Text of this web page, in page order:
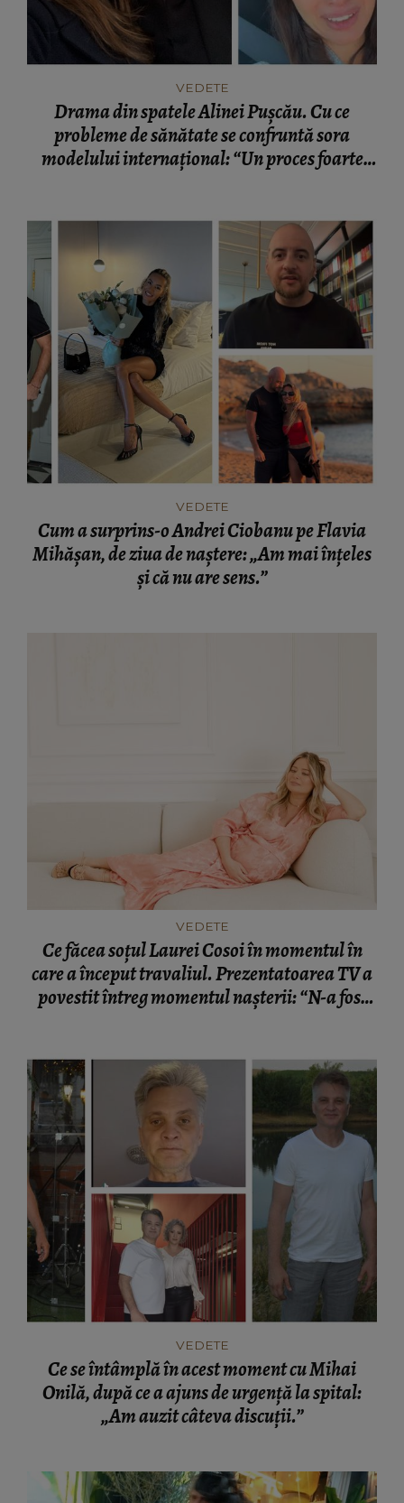
VEDETE
Drama din spatele Alinei Pușcău. Cu ce
probleme de sănătate se confruntă sora
modelului internațional: “Un proces foarte
VEDETE
Cum a surprins-o Andrei Ciobanu pe Flavia
Mihășan, de ziua de naștere: „Am mai înțeles
și că nu are sens.”
VEDETE
Ce făcea soțul Laurei Cosoi în momentul în
care a început travaliul. Prezentatoarea TV a
povestit întreg momentul nașterii: “N-a fost
VEDETE
Ce se întâmplă în acest moment cu Mihai
Onilă, după ce a ajuns de urgență la spital:
„Am auzit câteva discuții.”